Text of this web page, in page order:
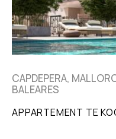
CAPDEPERA,
BALEARES
APPARTEMENT TE